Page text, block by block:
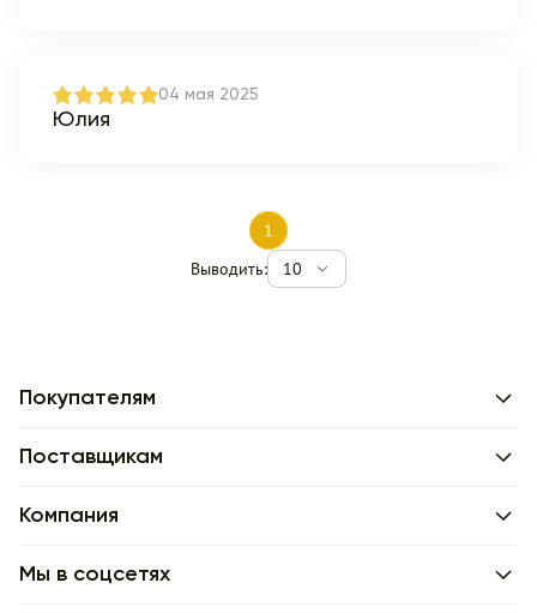
04 мая 2025
Юлия
1
Выводить:
10
Покупателям
Поставщикам
Компания
Мы в соцсетях